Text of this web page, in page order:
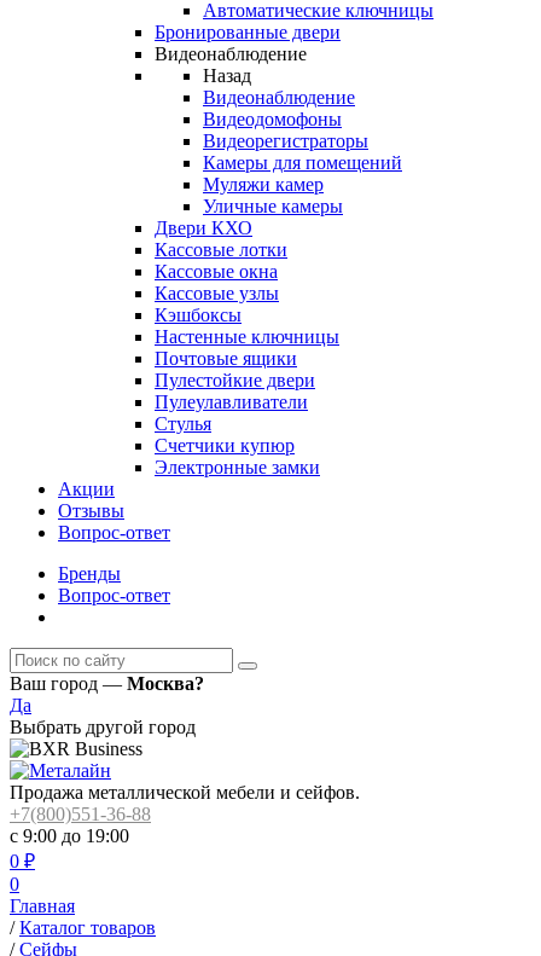
Автоматические ключницы
Бронированные двери
Видеонаблюдение
Назад
Видеонаблюдение
Видеодомофоны
Видеорегистраторы
Камеры для помещений
Муляжи камер
Уличные камеры
Двери КХО
Кассовые лотки
Кассовые окна
Кассовые узлы
Кэшбоксы
Настенные ключницы
Почтовые ящики
Пулестойкие двери
Пулеулавливатели
Стулья
Счетчики купюр
Электронные замки
Акции
Отзывы
Вопрос-ответ
Бренды
Вопрос-ответ
Ваш город — Москва?
Да
Выбрать другой город
Продажа металлической мебели и сейфов.
+7(800)551-36-88
с 9:00 до 19:00
0 ₽
0
Главная
/ Каталог товаров
/ Сейфы